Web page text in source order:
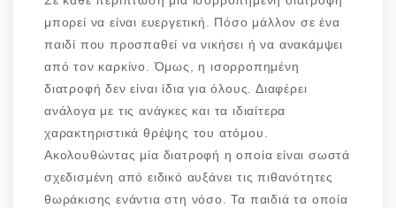
μπορεί να είναι ευεργετική. Πόσο μάλλον σε ένα
παιδί που προσπαθεί να νικήσει ή να ανακάμψει
από τον καρκίνο. Όμως, η ισορροπημένη
διατροφή δεν είναι ίδια για όλους. Διαφέρει
ανάλογα με τις ανάγκες και τα ιδιαίτερα
χαρακτηριστικά θρέψης του ατόμου.
Ακολουθώντας μία διατροφή η οποία είναι σωστά
σχεδισμένη από ειδικό αυξάνει τις πιθανότητες
θωράκισης ενάντια στη νόσο. Τα παιδιά τα οποία